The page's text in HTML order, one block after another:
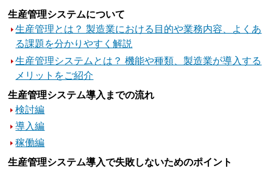
生産管理システムについて
生産管理とは？ 製造業における目的や業務内容、よくあ
る課題を分かりやすく解説
生産管理システムとは？ 機能や種類、製造業が導入する
メリットをご紹介
生産管理システム導入までの流れ
検討編
導入編
稼働編
生産管理システム導入で失敗しないためのポイント